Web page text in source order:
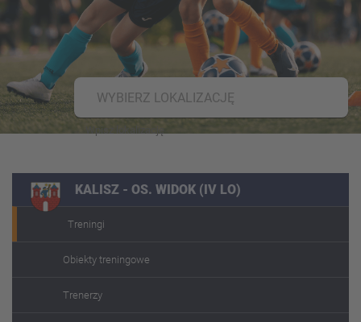
WYBIERZ LOKALIZACJĘ
KALISZ - OS. WIDOK (IV LO)
Treningi
Obiekty treningowe
Trenerzy